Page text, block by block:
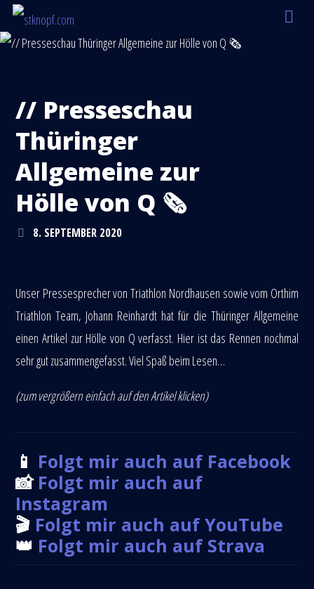
// Presseschau
Thüringer
Allgemeine zur
Hölle von Q 🗞
8. SEPTEMBER 2020
Unser Pressesprecher von Triathlon Nordhausen sowie vom Orthim
Triathlon Team, Johann Reinhardt hat für die Thüringer Allgemeine
einen Artikel zur Hölle von Q verfasst. Hier ist das Rennen nochmal
sehr gut zusammengefasst. Viel Spaß beim Lesen…
(zum vergrößern einfach auf denArtikelklicken)
📱 Folgt mir auch auf Facebook
📸 Folgt mir auch auf
Instagram
🎬 Folgt mir auch auf YouTube
👑 Folgt mir auch auf Strava